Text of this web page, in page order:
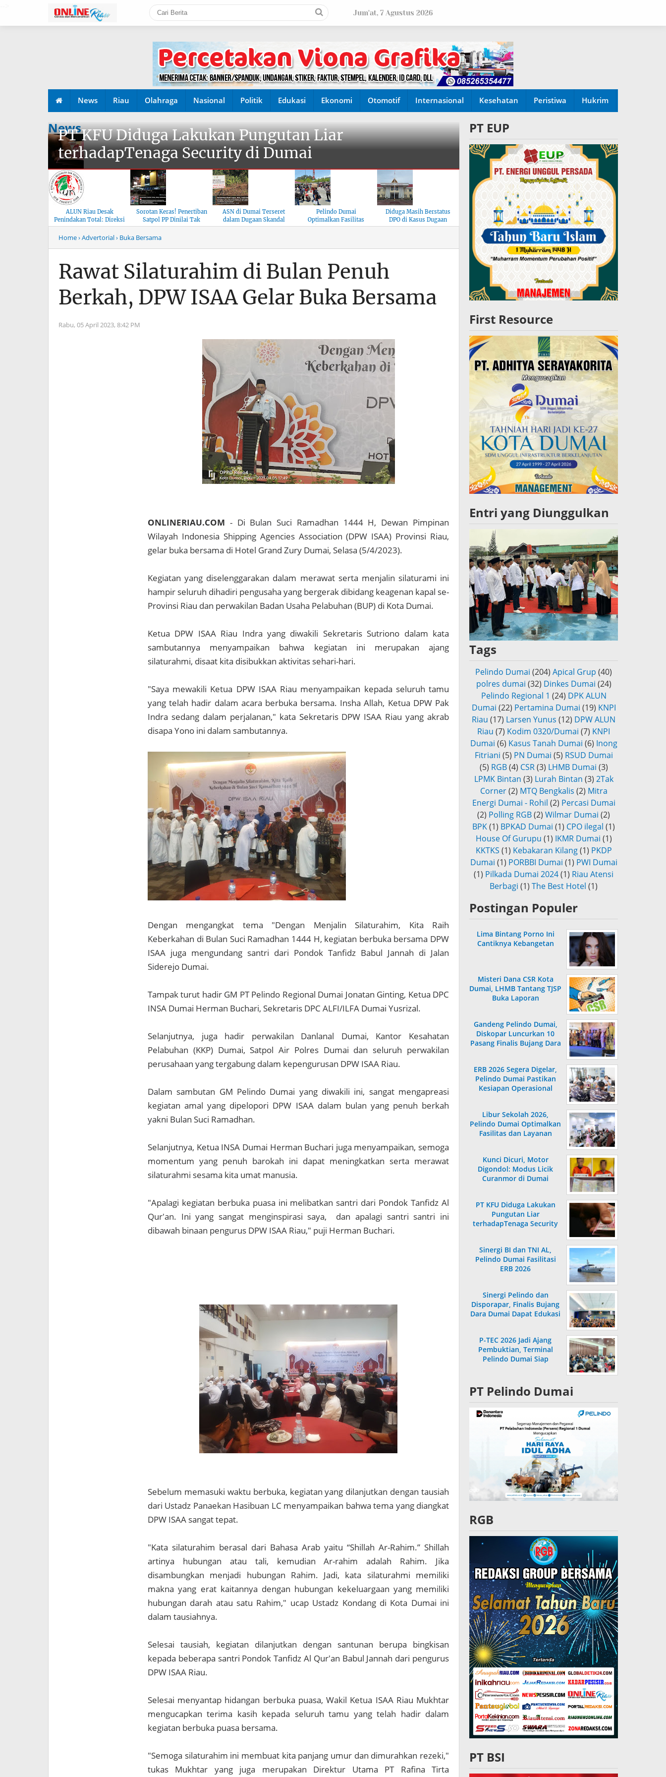
Jum'at, 7 Agustus 2026
News Riau Olahraga Nasional Politik Edukasi Ekonomi Otomotif Internasional Kesehatan Peristiwa Hukrim
News
PT KFU Diduga Lakukan Pungutan Liar
terhadapTenaga Security di Dumai
ALUN Riau Desak
Penindakan Total: Direksi
Musim Mas Harus
Bertanggung Jawab
Sorotan Keras! Penertiban
Satpol PP Dinilai Tak
Menyentuh “Kelas Atas”
Hiburan Malam
ASN di Dumai Terseret
dalam Dugaan Skandal
KSO, Integritas Aparatur
Pelindo Dumai
Optimalkan Fasilitas
untuk Kenyamanan Arus
Diduga Masih Berstatus
DPO di Kasus Dugaan
Pemalsuan Paspor, Polres
Home› Advertorial› Buka Bersama
Rawat Silaturahim di Bulan Penuh
Berkah, DPW ISAA Gelar Buka Bersama
Rabu, 05 April 2023, 8:42 PM
ONLINERIAU.COM - Di Bulan Suci Ramadhan 1444 H, Dewan Pimpinan
Wilayah Indonesia Shipping Agencies Association (DPW ISAA) Provinsi Riau,
gelar buka bersama di Hotel Grand Zury Dumai, Selasa (5/4/2023).
Kegiatan yang diselenggarakan dalam merawat serta menjalin silaturami ini
hampir seluruh dihadiri pengusaha yang bergerak dibidang keagenan kapal se-
Provinsi Riau dan perwakilan Badan Usaha Pelabuhan (BUP) di Kota Dumai.
Ketua DPW ISAA Riau Indra yang diwakili Sekretaris Sutriono dalam kata
sambutannya menyampaikan bahwa kegiatan ini merupakan ajang
silaturahmi, disaat kita disibukkan aktivitas sehari-hari.
"Saya mewakili Ketua DPW ISAA Riau menyampaikan kepada seluruh tamu
yang telah hadir dalam acara berbuka bersama. Insha Allah, Ketua DPW Pak
Indra sedang dalam perjalanan," kata Sekretaris DPW ISAA Riau yang akrab
disapa Yono ini dalam sambutannya.
Dengan mengangkat tema "Dengan Menjalin Silaturahim, Kita Raih
Keberkahan di Bulan Suci Ramadhan 1444 H, kegiatan berbuka bersama DPW
ISAA juga mengundang santri dari Pondok Tanfidz Babul Jannah di Jalan
Siderejo Dumai.
Tampak turut hadir GM PT Pelindo Regional Dumai Jonatan Ginting, Ketua DPC
INSA Dumai Herman Buchari, Sekretaris DPC ALFI/ILFA Dumai Yusrizal.
Selanjutnya, juga hadir perwakilan Danlanal Dumai, Kantor Kesahatan
Pelabuhan (KKP) Dumai, Satpol Air Polres Dumai dan seluruh perwakilan
perusahaan yang tergabung dalam kepengurusan DPW ISAA Riau.
Dalam sambutan GM Pelindo Dumai yang diwakili ini, sangat mengapreasi
kegiatan amal yang dipelopori DPW ISAA dalam bulan yang penuh berkah
yakni Bulan Suci Ramadhan.
Selanjutnya, Ketua INSA Dumai Herman Buchari juga menyampaikan, semoga
momentum yang penuh barokah ini dapat meningkatkan serta merawat
silaturahmi sesama kita umat manusia.
"Apalagi kegiatan berbuka puasa ini melibatkan santri dari Pondok Tanfidz Al
Qur'an. Ini yang sangat menginspirasi saya, dan apalagi santri santri ini
dibawah binaan pengurus DPW ISAA Riau," puji Herman Buchari.
Sebelum memasuki waktu berbuka, kegiatan yang dilanjutkan dengan tausiah
dari Ustadz Panaekan Hasibuan LC menyampaikan bahwa tema yang diangkat
DPW ISAA sangat tepat.
"Kata silaturahim berasal dari Bahasa Arab yaitu “Shillah Ar-Rahim.” Shillah
artinya hubungan atau tali, kemudian Ar-rahim adalah Rahim. Jika
disambungkan menjadi hubungan Rahim. Jadi, kata silaturahmi memiliki
makna yang erat kaitannya dengan hubungan kekeluargaan yang memiliki
hubungan darah atau satu Rahim," ucap Ustadz Kondang di Kota Dumai ini
dalam tausiahnya.
Selesai tausiah, kegiatan dilanjutkan dengan santunan berupa bingkisan
kepada beberapa santri Pondok Tanfidz Al Qur'an Babul Jannah dari pengurus
DPW ISAA Riau.
Selesai menyantap hidangan berbuka puasa, Wakil Ketua ISAA Riau Mukhtar
mengucapkan terima kasih kepada seluruh tamu yang telah hadir dalam
kegiatan berbuka puasa bersama.
"Semoga silaturahim ini membuat kita panjang umur dan dimurahkan rezeki,"
tukas Mukhtar yang juga merupakan Direktur Utama PT Rafina Tirta
PT EUP
First Resource
Entri yang Diunggulkan
Tags
Pelindo Dumai (204) Apical Grup (40)
polres dumai (32) Dinkes Dumai (24)
Pelindo Regional 1 (24) DPK ALUN
Dumai (22) Pertamina Dumai (19) KNPI
Riau (17) Larsen Yunus (12) DPW ALUN
Riau (7) Kodim 0320/Dumai (7) KNPI
Dumai (6) Kasus Tanah Dumai (6) Inong
Fitriani (5) PN Dumai (5) RSUD Dumai
(5) RGB (4) CSR (3) LHMB Dumai (3)
LPMK Bintan (3) Lurah Bintan (3) 2Tak
Corner (2) MTQ Bengkalis (2) Mitra
Energi Dumai - Rohil (2) Percasi Dumai
(2) Polling RGB(2) Wilmar Dumai (2)
BPK(1) BPKAD Dumai (1) CPO ilegal (1)
House Of Gurupu (1) IKMR Dumai (1)
KKTKS (1) Kebakaran Kilang (1) PKDP
Dumai (1) PORBBI Dumai (1) PWI Dumai
(1) Pilkada Dumai 2024(1) Riau Atensi
Berbagi (1) The Best Hotel (1)
Postingan Populer
Lima Bintang Porno Ini
Cantiknya Kebangetan
Misteri Dana CSR Kota
Dumai, LHMB Tantang TJSP
Buka Laporan
Gandeng Pelindo Dumai,
Diskopar Luncurkan 10
Pasang Finalis Bujang Dara
ERB 2026 Segera Digelar,
Pelindo Dumai Pastikan
Kesiapan Operasional
Libur Sekolah 2026,
Pelindo Dumai Optimalkan
Fasilitas dan Layanan
Kunci Dicuri, Motor
Digondol: Modus Licik
Curanmor di Dumai
PT KFU Diduga Lakukan
Pungutan Liar
terhadapTenaga Security
Sinergi BI dan TNI AL,
Pelindo Dumai Fasilitasi
ERB 2026
Sinergi Pelindo dan
Disporapar, Finalis Bujang
Dara Dumai Dapat Edukasi
P-TEC 2026 Jadi Ajang
Pembuktian, Terminal
Pelindo Dumai Siap
PT Pelindo Dumai
RGB
PT BSI